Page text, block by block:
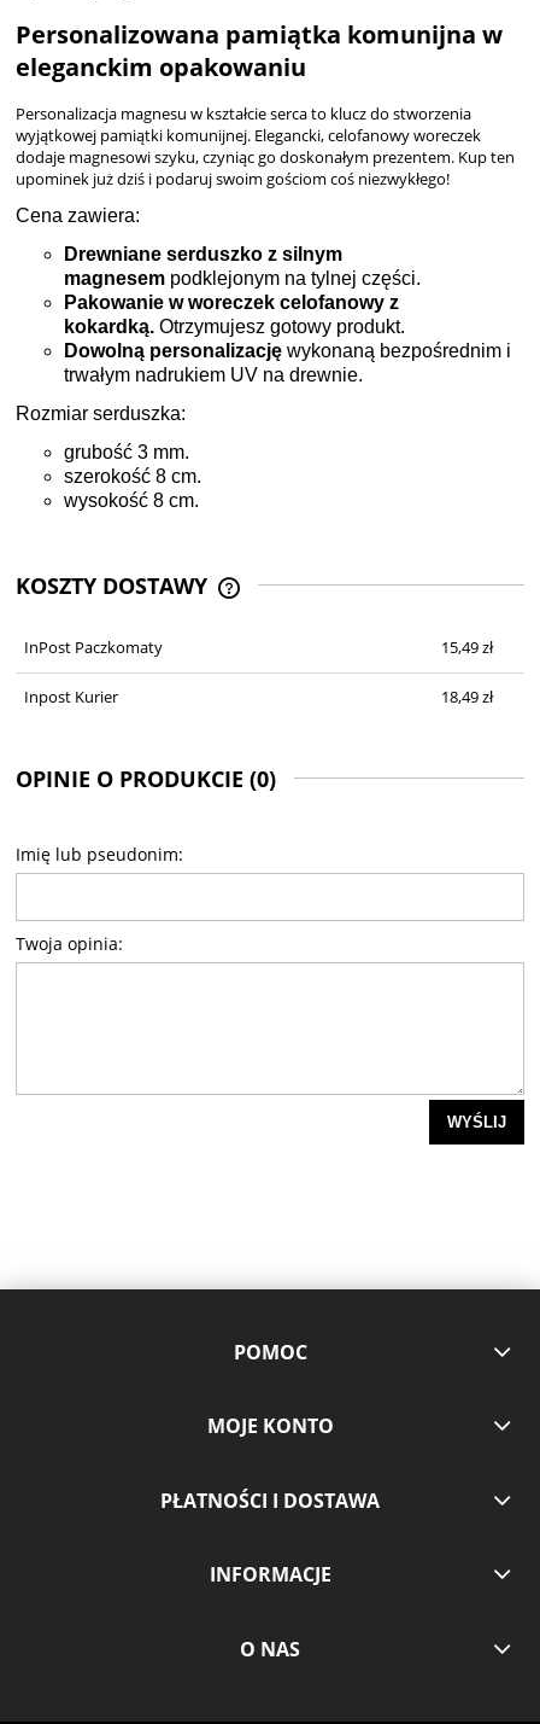
Personalizowana pamiątka komunijna w
eleganckim opakowaniu
Personalizacja magnesu w kształcie serca to klucz do stworzenia
wyjątkowej pamiątki komunijnej. Elegancki, celofanowy woreczek
dodaje magnesowi szyku, czyniąc go doskonałym prezentem. Kup ten
upominek już dziś i podaruj swoim gościom coś niezwykłego!
Cena zawiera:
Drewniane serduszko z silnym
magnesem podklejonym na tylnej części.
Pakowanie w woreczek celofanowy z
kokardką. Otrzymujesz gotowy produkt.
Dowolną personalizację wykonaną bezpośrednim i
trwałym nadrukiem UV na drewnie.
Rozmiar serduszka:
grubość 3 mm.
szerokość 8 cm.
wysokość 8 cm.
KOSZTY DOSTAWY
InPost Paczkomaty
15,49 zł
Inpost Kurier 18,49 zł
OPINIE O PRODUKCIE (0)
Imię lub pseudonim:
Twoja opinia:
WYŚLIJ
POMOC
MOJE KONTO
PŁATNOŚCI I DOSTAWA
INFORMACJE
O NAS